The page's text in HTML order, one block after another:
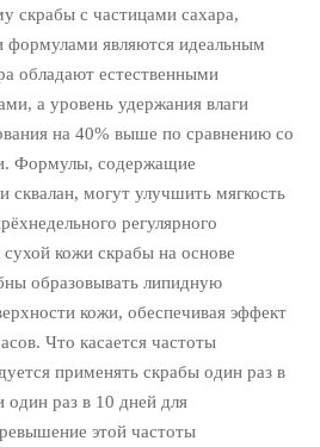
скрабы с частицами сахара,
являются идеальным
обладают естественными
а уровень удержания влаги
на 40% выше по сравнению со
Формулы, содержащие
могут улучшить мягкость
регулярного
кожи скрабы на основе
образовывать липидную
кожи, обеспечивая эффект
Что касается частоты
применять скрабы один раз в
один раз в 10 дней для
этой частоты